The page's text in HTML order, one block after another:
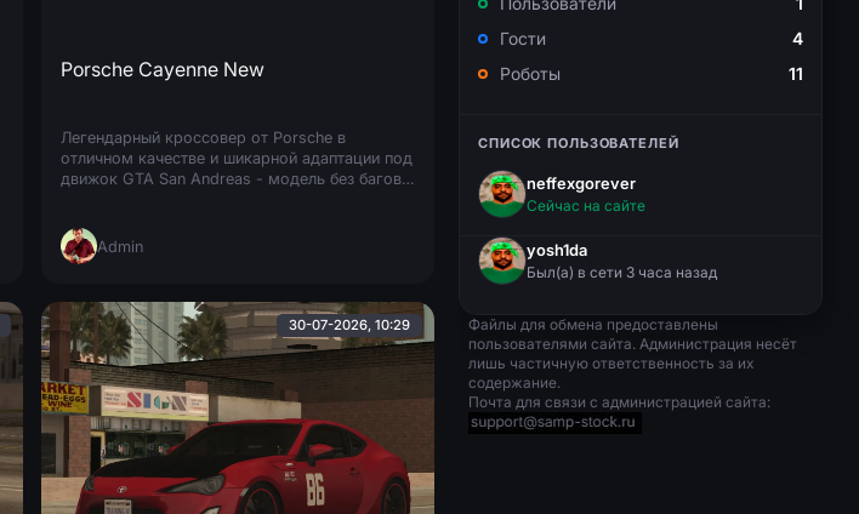
Porsche Cayenne New
Легендарный кроссовер от Porsche в
отличном качестве и шикарной адаптации под
движок GTA San Andreas - модель без багов,
Admin
30-07-2026, 10:29
Гости
4
Роботы
11
СПИСОК ПОЛЬЗОВАТЕЛЕЙ
neffexgorever
Сейчас на сайте
yosh1da
Был(a) в сети 3 часа назад
Файлы для обмена предоставлены
пользователями сайта. Администрация несёт
лишь частичную ответственность за их
содержание.
Почта для связи с администрацией сайта: